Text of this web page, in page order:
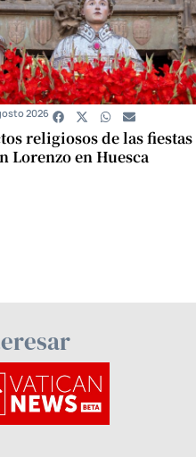
religiosos de las fiestas
Lorenzo en Huesca
2026